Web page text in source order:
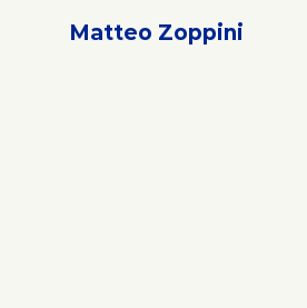
Matteo Zoppini